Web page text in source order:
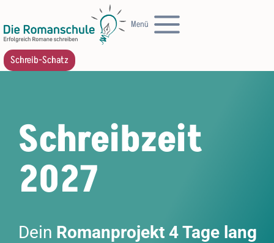
Inhalt
springen
Menü
Schreib-Schatz
Schreibzeit
2027
Dein Romanprojekt 4 Tage lang